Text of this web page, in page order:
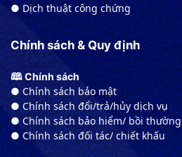
● Dịch thuật công chứng
Chính sách & Quy định
🕮 Chính sách
● Chính sách bảo mật
● Chính sách đổi/trả/hủy dịch vụ
● Chính sách bảo hiểm/ bồi thường
● Chính sách đối tác/ chiết khấu